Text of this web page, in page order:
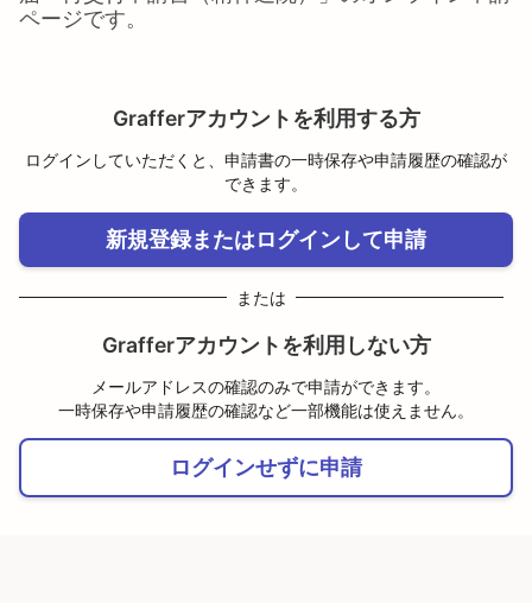
ページです。
Grafferアカウントを利用する方
ログインしていただくと、申請書の一時保存や申請履歴の確認が
できます。
新規登録またはログインして申請
または
Grafferアカウントを利用しない方
メールアドレスの確認のみで申請ができます。
一時保存や申請履歴の確認など一部機能は使えません。
ログインせずに申請